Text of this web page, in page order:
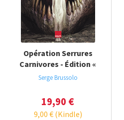
Opération Serrures
Carnivores - Édition «
Director's cut »
Serge Brussolo
19,90 €
9,00 €(Kindle)